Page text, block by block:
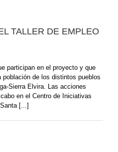
TALLER DE EMPLEO
participan en el proyecto y que
de los distintos pueblos
Sierra Elvira. Las acciones
en el Centro de Iniciativas
[...]